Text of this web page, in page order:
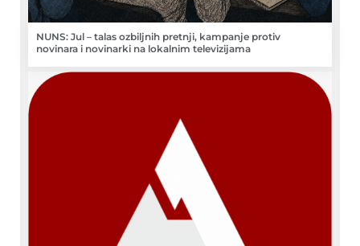
NUNS: Jul – talas ozbiljnih pretnji, kampanje protiv
novinara i novinarki na lokalnim televizijama